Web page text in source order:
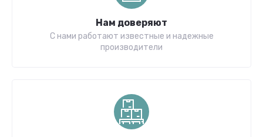
Нам доверяют
С нами работают известные и надежные
производители